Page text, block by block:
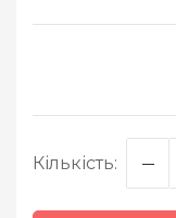
Кількість: